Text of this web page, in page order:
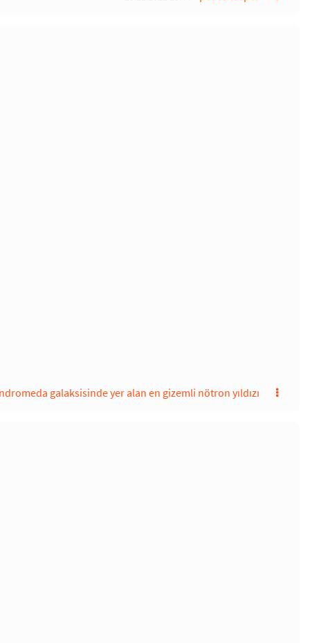
galaksisinde yer alan en gizemli nötron yıldızı